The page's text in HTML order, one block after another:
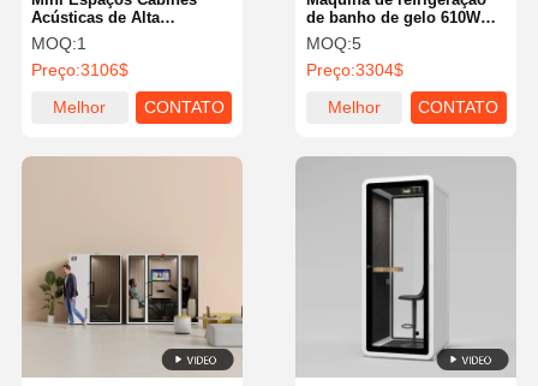
de banho de gelo 610W
com controle de Wi-Fi
Acrílico
MOQ:5
Preço:3304$
Melhor
CONTATO
Acústicas de Alta
Privacidade Para
Escritórios Framery
Soundproof Pods
MOQ:1
Preço:3106$
Melhor
CONTATO